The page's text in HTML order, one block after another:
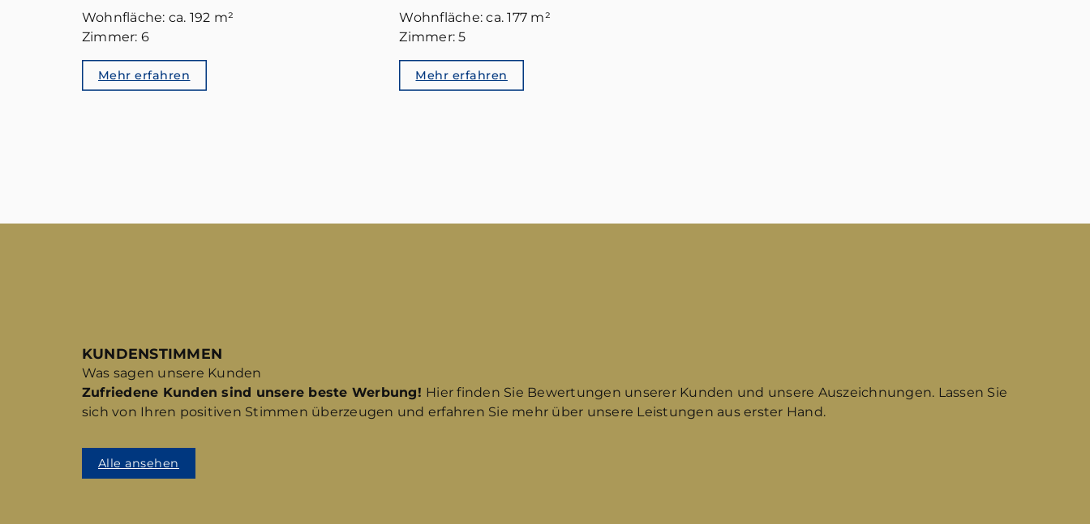
Wohnfläche: ca. 192 m²
Zimmer: 6
Mehr erfahren
Wohnfläche: ca. 177 m²
Zimmer: 5
Mehr erfahren
KUNDENSTIMMEN
Was sagen unsere Kunden
Zufriedene Kunden sind unsere beste Werbung! Hier finden Sie Bewertungen unserer Kunden und unsere Auszeichnungen. Lassen Sie
sich von Ihren positiven Stimmen überzeugen und erfahren Sie mehr über unsere Leistungen aus erster Hand.
Alle ansehen